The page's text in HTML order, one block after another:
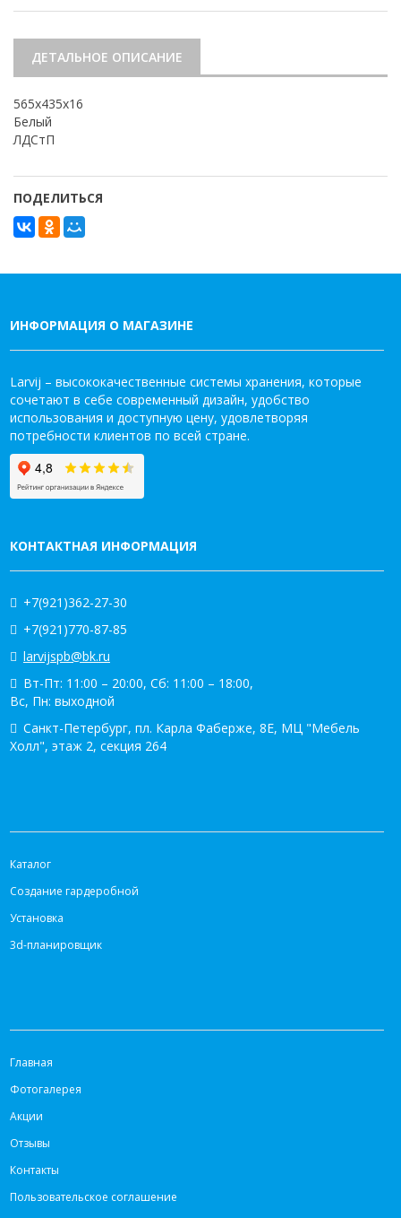
ДЕТАЛЬНОЕ ОПИСАНИЕ
565х435х16
Белый
ЛДСтП
ПОДЕЛИТЬСЯ
ИНФОРМАЦИЯ О МАГАЗИНЕ
Larvij – высококачественные системы хранения, которые
сочетают в себе современный дизайн, удобство
использования и доступную цену, удовлетворяя
потребности клиентов по всей стране.
КОНТАКТНАЯ ИНФОРМАЦИЯ
+7(921)362-27-30
+7(921)770-87-85
larvijspb@bk.ru
Вт-Пт: 11:00 – 20:00, Сб: 11:00 – 18:00,
Вс, Пн: выходной
Санкт-Петербург, пл. Карла Фаберже, 8Е, МЦ "Мебель
Холл", этаж 2, секция 264
Каталог
Создание гардеробной
Установка
3d-планировщик
Главная
Фотогалерея
Акции
Отзывы
Контакты
Пользовательское соглашение